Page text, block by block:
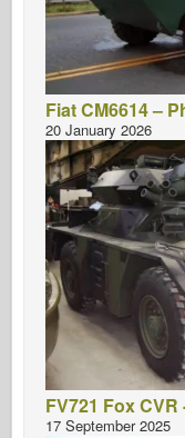
Fiat CM6614 –
20 January 2026
FV721 Fox
17 September 2025